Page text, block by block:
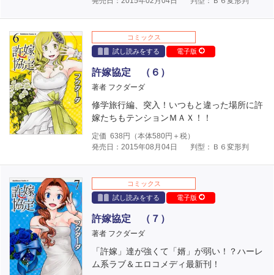
コミックス
試し読みをする
電子版
許嫁協定 （６）
著者 フクダーダ
修学旅行編、突入！いつもと違った場所に許
嫁たちもテンションＭＡＸ！！
定価 638 円（本体580円＋税）
発売日：2015年08月04日
判型：Ｂ６変形判
コミックス
試し読みをする
電子版
許嫁協定 （７）
著者 フクダーダ
「許嫁」達が強くて「婿」が弱い！？ハーレ
ム系ラブ＆エロコメディ最新刊！